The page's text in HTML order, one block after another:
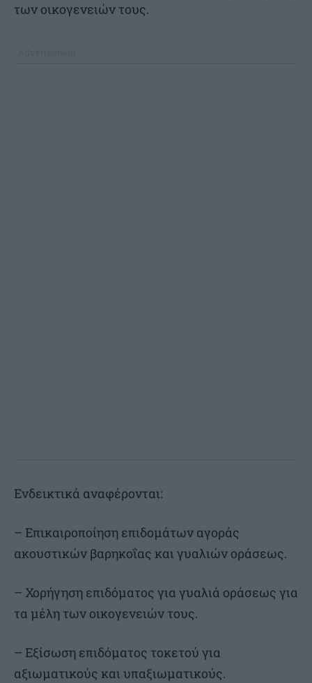
των οικογενειών τους.
Ενδεικτικά αναφέρονται:
– Επικαιροποίηση επιδομάτων αγοράς
ακουστικών βαρηκοΐας και γυαλιών οράσεως.
– Χορήγηση επιδόματος για γυαλιά οράσεως για
τα μέλη των οικογενειών τους.
– Εξίσωση επιδόματος τοκετού για
αξιωματικούς και υπαξιωματικούς.